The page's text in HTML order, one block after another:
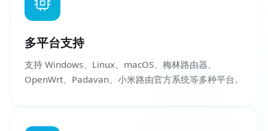
多平台支持
支持 Windows、Linux、macOS、梅林路由器、
OpenWrt、Padavan、小米路由官方系统等多种平台。